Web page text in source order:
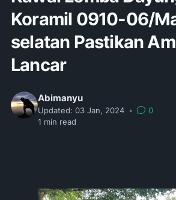
Koramil 0910-06/
selatan Pastikan
Lancar
Abimanyu
Updated: 03 Jan, 2024 •
0
1 min read